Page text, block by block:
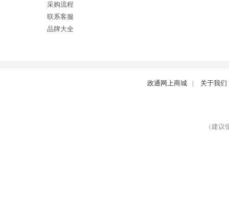
采购流程
联系客服
品牌大全
政通网上商城 | 关于我们
（建